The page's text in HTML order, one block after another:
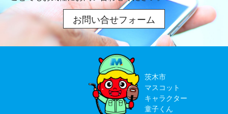
お問い合せフォーム
茨木市
マスコット
キャラクター
童子くん